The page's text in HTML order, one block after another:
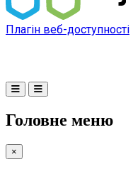
Плагін веб-доступності
Головне меню
×